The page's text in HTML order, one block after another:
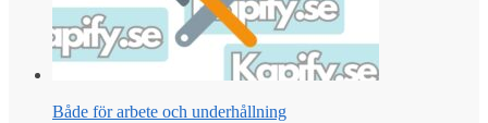
Både för arbete och underhållning